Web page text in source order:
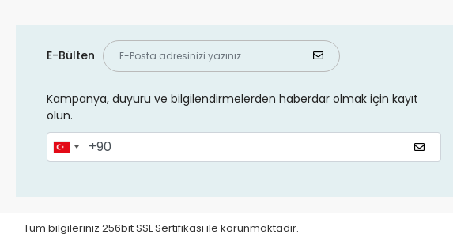
E-Bülten
Kampanya, duyuru ve bilgilendirmelerden haberdar olmak için kayıt
olun.
Tüm bilgileriniz 256bit SSL Sertifikası ile korunmaktadır.